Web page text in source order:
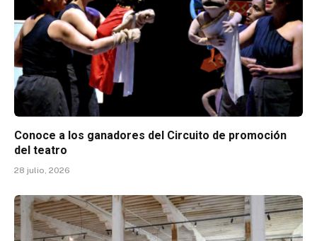
Conoce a los ganadores del Circuito de promoción
del teatro
28 julio, 2026